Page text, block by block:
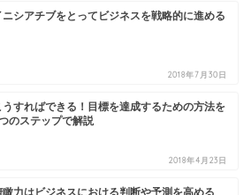
ニシアチブをとってビジネスを戦略的に進める
2018年7月30日
うすればできる！目標を達成するための方法を
のステップで解説
2018年4月23日
瞰力はビジネスにおける判断や予測を高める